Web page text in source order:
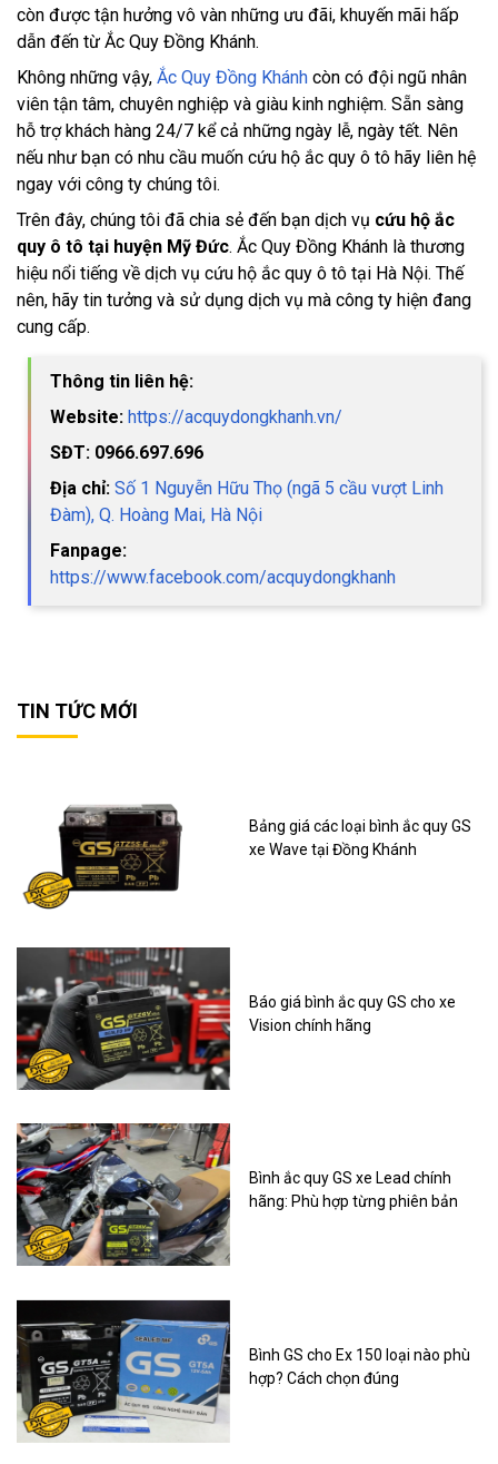
còn được tận hưởng vô vàn những ưu đãi, khuyến mãi hấp
dẫn đến từ Ắc Quy Đồng Khánh.
Không những vậy, Ắc Quy Đồng Khánh còn có đội ngũ nhân
viên tận tâm, chuyên nghiệp và giàu kinh nghiệm. Sẵn sàng
hỗ trợ khách hàng 24/7 kể cả những ngày lễ, ngày tết. Nên
nếu như bạn có nhu cầu muốn cứu hộ ắc quy ô tô hãy liên hệ
ngay với công ty chúng tôi.
Trên đây, chúng tôi đã chia sẻ đến bạn dịch vụ cứu hộ ắc
quy ô tô tại huyện Mỹ Đức. Ắc Quy Đồng Khánh là thương
hiệu nổi tiếng về dịch vụ cứu hộ ắc quy ô tô tại Hà Nội. Thế
nên, hãy tin tưởng và sử dụng dịch vụ mà công ty hiện đang
cung cấp.
Thông tin liên hệ:
Website: https://acquydongkhanh.vn/
SĐT: 0966.697.696
Địa chỉ: Số 1 Nguyễn Hữu Thọ (ngã 5 cầu vượt Linh
Đàm), Q. Hoàng Mai, Hà Nội
Fanpage:
https://www.facebook.com/acquydongkhanh
TIN TỨC MỚI
Bảng giá các loại bình ắc quy GS
xe Wave tại Đồng Khánh
Báo giá bình ắc quy GS cho xe
Vision chính hãng
Bình ắc quy GS xe Lead chính
hãng: Phù hợp từng phiên bản
Bình GS cho Ex 150 loại nào phù
hợp? Cách chọn đúng